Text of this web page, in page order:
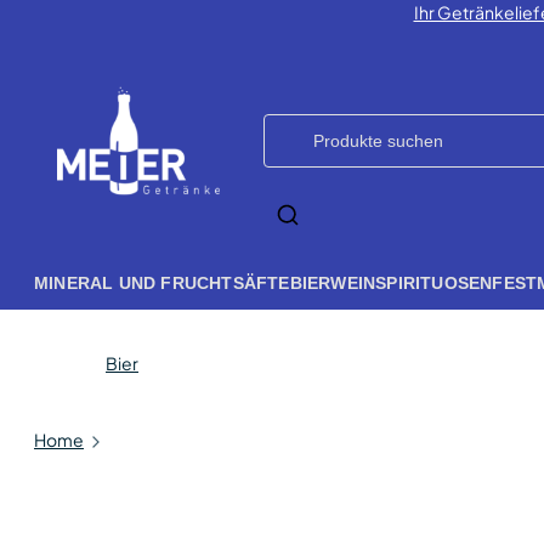
Ihr
MINERAL UND FRUCHTSÄFTEBIERWEINSPIRITUOSEN
Home
Bier